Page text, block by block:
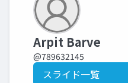
Arpit Barve
@789632145
スライド一覧